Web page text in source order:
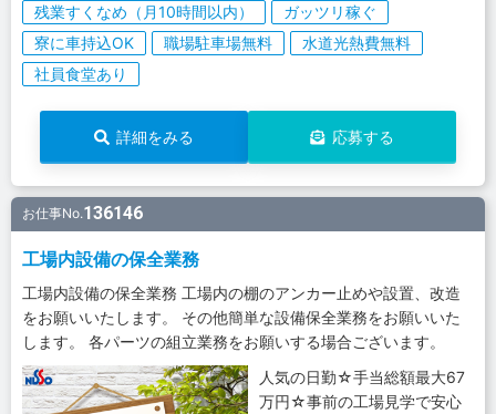
残業すくなめ（月10時間以内）
ガッツリ稼ぐ
寮に車持込OK
職場駐車場無料
水道光熱費無料
社員食堂あり
詳細をみる 応募する
お仕事No.136146
工場内設備の保全業務
工場内設備の保全業務 工場内の棚のアンカー止めや設置、改造
をお願いいたします。 その他簡単な設備保全業務をお願いいた
します。 各パーツの組立業務をお願いする場合ございます。
人気の日勤☆手当総額最大67
万円☆事前の工場見学で安心